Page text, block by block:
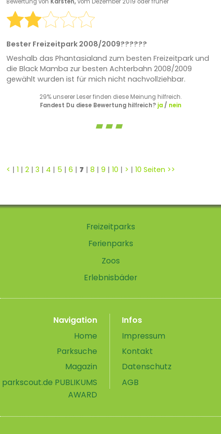
Bester Freizeitpark 2008/2009??????
Weshalb das Phantasialand zum besten Freizeitpark und
die Black Mamba zur besten Achterbahn 2008/2009
gewählt wurden ist für mich nicht nachvollziehbar.
29% unserer Leser finden diese Meinung hilfreich.
Fandest Du diese Bewertung hilfreich? ja/ nein
< | 1 | 2| 3 | 4 | 5 | 6 | 7 | 8 | 9 | 10 | > | 10 Seiten >>
Freizeitparks
Ferienparks
Zoos
Erlebnisbäder
Navigation
Home
Parksuche
Magazin
parkscout.de PUBLIKUMS
AWARD
Infos
Impressum
Kontakt
Datenschutz
AGB